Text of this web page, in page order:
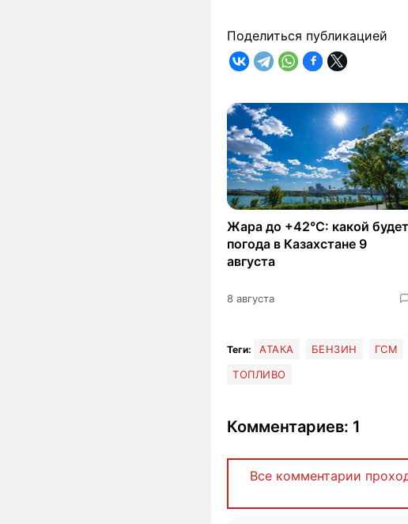
Поделиться публикацией
Жара до +42°C: какой будет
погода в Казахстане 9
августа
8 августа
Теги: АТАКА БЕНЗИН ГСМ
ТОПЛИВО
Комментариев: 1
Все комментарии